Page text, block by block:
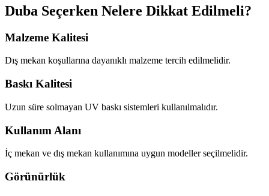
Duba Seçerken Nelere Dikkat Edilmeli?
Malzeme Kalitesi
Dış mekan koşullarına dayanıklı malzeme tercih edilmelidir.
Baskı Kalitesi
Uzun süre solmayan UV baskı sistemleri kullanılmalıdır.
Kullanım Alanı
İç mekan ve dış mekan kullanımına uygun modeller seçilmelidir.
Görünürlük